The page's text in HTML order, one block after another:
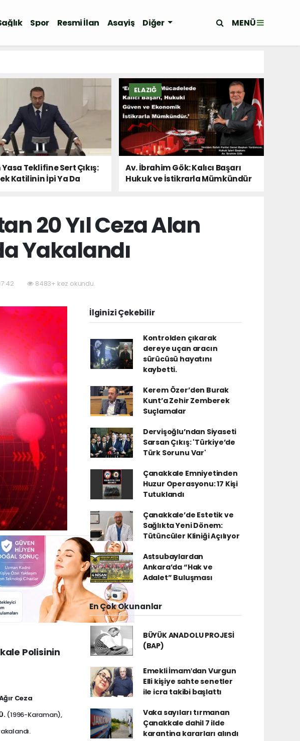
Spor Resmi İlan Asayiş Diğer MENÜ
Teklifine Sert Çıkış:
Katilinin İpi Ya Da
ELAZIĞ
Av. İbrahim Gök: Kalıcı Başarı
Hukuk ve İstikrarla Mümkündür
20 Yıl Ceza Alan
Yakalandı
8483+ kez okundu.
Polisinin
Ceza
(1996-Karaman),
İlginizi Çekebilir
Kontrolden çıkarak
dereye uçan aracın
sürücüsü hayatını
kaybetti.
Kerem Özer’den Burak
Kunt’a Zehir Zemberek
Suçlamalar
Dervişoğlu’ndan Siyaseti
Sarsan Çıkış: 'Türkiye’de
Türk Sorunu Var'
Çanakkale Emniyetinden
Huzur Operasyonu: 17 Kişi
Tutuklandı
Çanakkale’de Estetik ve
Sağlıkta Yeni Dönem:
Tütüncüler Kliniği Açılıyor
Astsubaylardan
Ankara’da “Hak ve
Adalet” Buluşması
En Çok Okunanlar
BÜYÜK ANADOLU PROJESİ
(BAP)
Emekli İmamʹdan Vurgun
Elli kişiye sahte senetler
ile icra takibi başlattı
Vaka sayıları tırmanan
Çanakkale dahil 7 ilde
karantina kararları alındı